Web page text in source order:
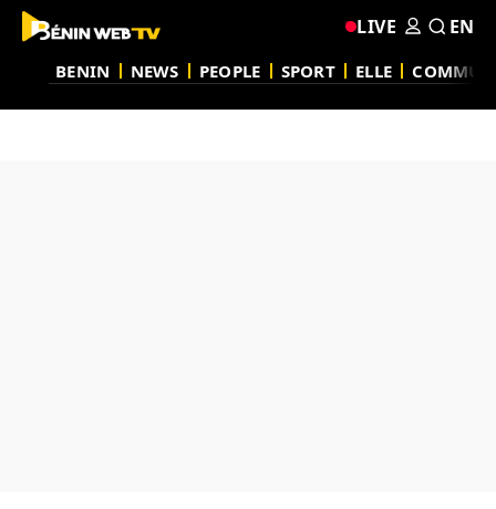
BENIN NEWS PEOPLE SPORT ELLE
LIVE EN